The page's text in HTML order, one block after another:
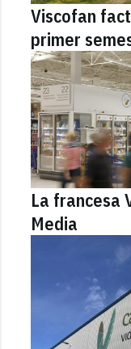
Viscofan
primer
La francesa
Media